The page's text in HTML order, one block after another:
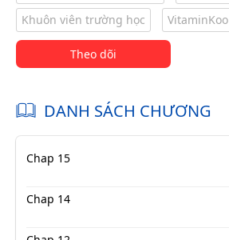
Khuôn viên trường học
VitaminKoo
Theo dõi
DANH SÁCH CHƯƠNG
Chap 15
Chap 14